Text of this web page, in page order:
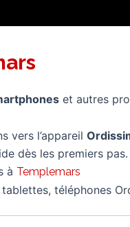
et autres
vers l’appareil
dès les premiers pas.
à Templemars
téléphones